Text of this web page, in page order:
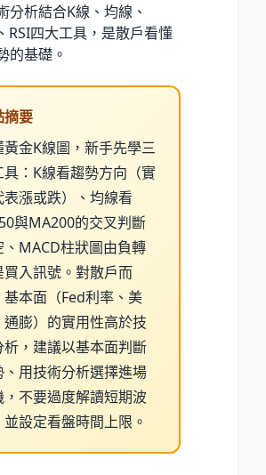
分析結合K線、均線、
RSI四大工具，是散戶看懂
的基礎。
摘要
黃金K線圖，新手先學三
具：K線看趨勢方向（實
表漲或跌）、均線看
與MA200的交叉判斷
、MACD柱狀圖由負轉
買入訊號。對散戶而
基本面（Fed利率、美
通膨）的實用性高於技
析，建議以基本面判斷
、用技術分析選擇進場
，不要過度解讀短期波
設定看盤時間上限。